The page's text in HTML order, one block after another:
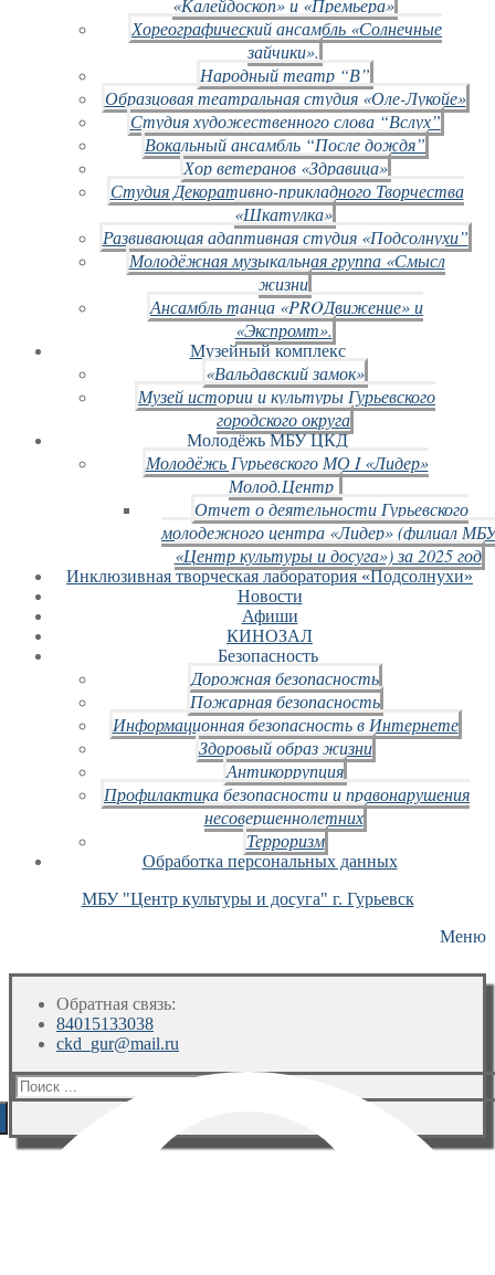
«Калейдоскоп» и «Премьера»
Хореографический ансамбль «Солнечные
зайчики».
Народный театр “В”
Образцовая театральная студия «Оле-Лукойе»
Студия художественного слова “Вслух”
Вокальный ансамбль “После дождя”
Хор ветеранов «Здравица»
Студия Декоративно-прикладного Творчества
«Шкатулка»
Развивающая адаптивная студия «Подсолнухи”
Молодёжная музыкальная группа «Смысл
жизни
Ансамбль танца «PROДвижение» и
«Экспромт».
Музейный комплекс
«Вальдавский замок»
Музей истории и культуры Гурьевского
городского округа
Молодёжь МБУ ЦКД
Молодёжь Гурьевского МО I «Лидер»
Молод.Центр
Отчет о деятельности Гурьевского
молодежного центра «Лидер» (филиал
«Центр культуры и досуга») за 2025 год
Инклюзивная творческая лаборатория «Подсолнухи»
Новости
Афиши
КИНОЗАЛ
Безопасность
Дорожная безопасность
Пожарная безопасность
Информационная безопасность в Интернете
Здоровый образ жизни
Антикоррупция
Профилактика безопасности и правонарушения
несовершеннолетних
Терроризм
Обработка персональных данных
МБУ "Центр культуры и досуга" г. Гурьевск
Меню
Обратная связь:
84015133038
ckd_gur@mail.ru
Искать: